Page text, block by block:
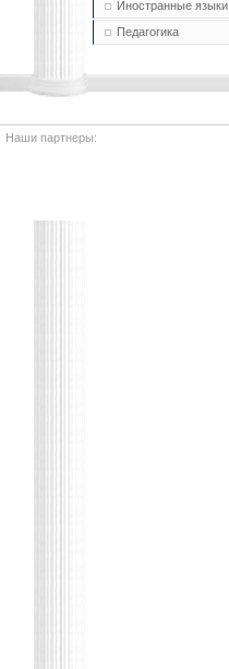
Иностранные языки
Педагогика
Наши партнеры: